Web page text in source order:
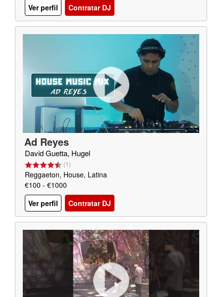
Ver perfil
Contratar DJ
Ad Reyes
David Guetta, Hugel
(1)
Reggaeton, House, Latina
€100 - €1000
Ver perfil
Contratar DJ